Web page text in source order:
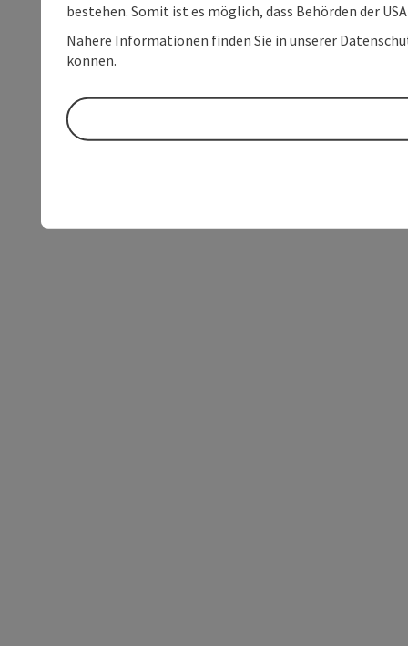
bestehen. Somit ist es möglich, dass Behörden der
Nähere Informationen finden Sie in unserer
können.